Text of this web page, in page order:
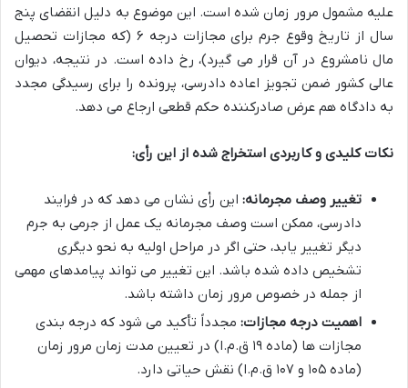
علیه مشمول مرور زمان شده است. این موضوع به دلیل انقضای پنج
سال از تاریخ وقوع جرم برای مجازات درجه ۶ (که مجازات تحصیل
مال نامشروع در آن قرار می گیرد)، رخ داده است. در نتیجه، دیوان
عالی کشور ضمن تجویز اعاده دادرسی، پرونده را برای رسیدگی مجدد
به دادگاه هم عرض صادرکننده حکم قطعی ارجاع می دهد.
نکات کلیدی و کاربردی استخراج شده از این رأی:
تغییر وصف مجرمانه: این رأی نشان می دهد که در فرایند
دادرسی، ممکن است وصف مجرمانه یک عمل از جرمی به جرم
دیگر تغییر یابد، حتی اگر در مراحل اولیه به نحو دیگری
تشخیص داده شده باشد. این تغییر می تواند پیامدهای مهمی
از جمله در خصوص مرور زمان داشته باشد.
اهمیت درجه مجازات: مجدداً تأکید می شود که درجه بندی
مجازات ها (ماده ۱۹ ق.م.ا) در تعیین مدت زمان مرور زمان
(ماده ۱۰۵ و ۱۰۷ ق.م.ا) نقش حیاتی دارد.